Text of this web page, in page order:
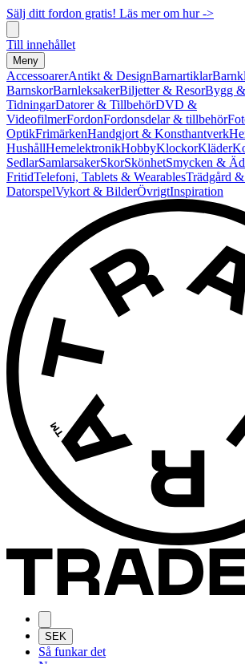
Sälj ditt fordon gratis! Läs mer om hur ->
Till innehållet
Meny
AccessoarerAntikt & DesignBarnartiklar
BarnskorBarnleksakerBiljetter & ResorBygg
TidningarDatorer & TillbehörDVD &
VideofilmerFordonFordonsdelar & tillbehör
OptikFrimärkenHandgjort & Konsthantverk
HushållHemelektronikHobbyKlockorKläder
SedlarSamlarsakerSkorSkönhetSmycken &
FritidTelefoni, Tablets & WearablesTrädgård
DatorspelVykort & BilderÖvrigtInspiration
SEK
Så funkar det